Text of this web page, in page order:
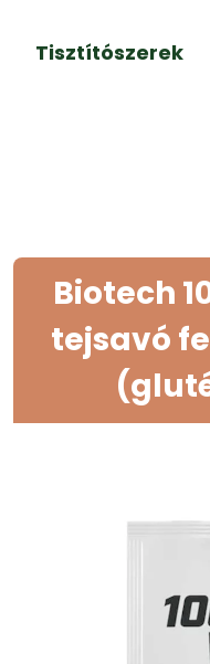
Tisztítószerek
Biotech
tejsavó